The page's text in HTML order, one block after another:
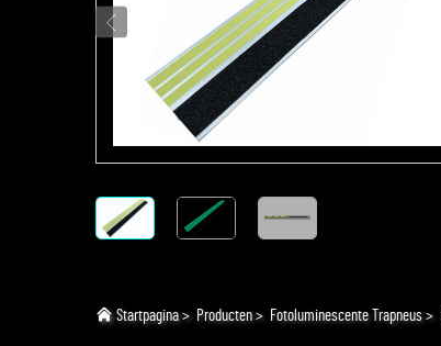
Startpagina> Producten> Fotoluminescente Trapneus >